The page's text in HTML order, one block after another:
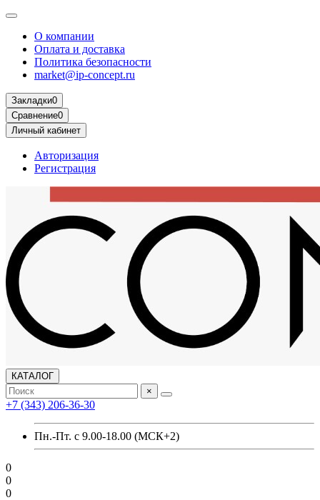
О компании
Оплата и доставка
Политика безопасности
market@ip-concept.ru
Закладки0
Сравнение0
Личный кабинет
Авторизация
Регистрация
КАТАЛОГ
×
+7 (343) 206-36-30
Пн.-Пт. с 9.00-18.00 (МСК+2)
0
0
0